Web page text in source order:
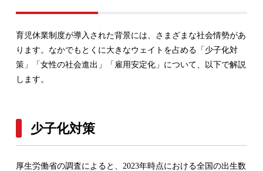
育児休業制度が導入された背景には、さまざまな社会情勢があ
ります。なかでもとくに大きなウェイトを占める「少子化対
策」「女性の社会進出」「雇用安定化」について、以下で解説
します。
少子化対策
厚生労働省の調査によると、2023年時点における全国の出生数